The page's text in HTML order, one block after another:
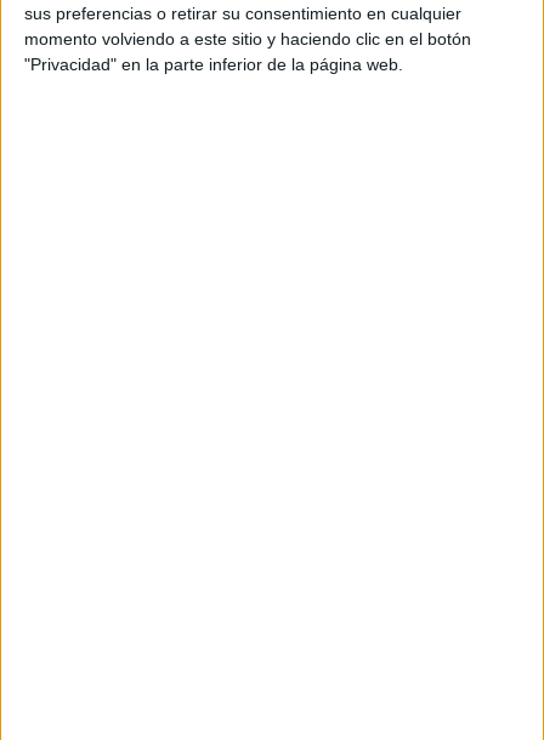
sus preferencias o retirar su consentimiento en cualquier
momento volviendo a este sitio y haciendo clic en el botón
"Privacidad" en la parte inferior de la página web.
ciutat d'on és cap de la Policia Municipal.